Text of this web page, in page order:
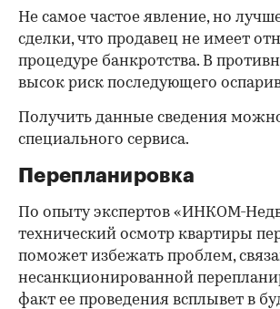
Не самое частое явление, но
сделки, что продавец не имеет
процедуре банкротства. В
высок риск последующего
Получить данные сведения
специального сервиса.
Перепланировка
По опыту экспертов «ИНКОМ-
технический осмотр квартиры
поможет избежать проблем,
несанкционированной
факт ее проведения всплывет в